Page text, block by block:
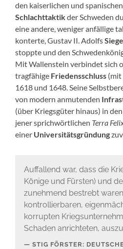
den kaiserlichen und
Schlachttaktikder Schweden
eine andere, weniger anfällige
konterte, Gustav II. Adolfs
stoppte und den
Mit Wallenstein verbindet sich
tragfähige Friedensschluss (mit
1618 und 1648. Seine
von modern anmutenden
(über Kriegsgüter hinaus) in
jener sprichwörtlichen Terra
einer Universitätsgründung
Auffallend war, dass die
Könige und Fürsten) und
zunehmend bestrebt
kontrollierbaren,
korrupten
Schaden anrichteten,
STIG FÖRSTER: